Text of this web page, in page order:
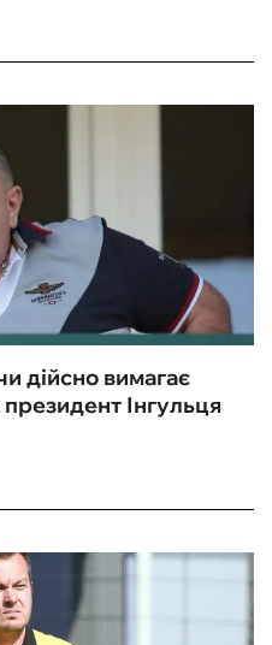
дійсно вимагає
Інгульця